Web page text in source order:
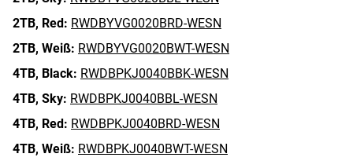
2TB, Red: RWDBYVG0020BRD-WESN
2TB, Weiß: RWDBYVG0020BWT-WESN
4TB, Black: RWDBPKJ0040BBK-WESN
4TB, Sky: RWDBPKJ0040BBL-WESN
4TB, Red: RWDBPKJ0040BRD-WESN
4TB, Weiß: RWDBPKJ0040BWT-WESN